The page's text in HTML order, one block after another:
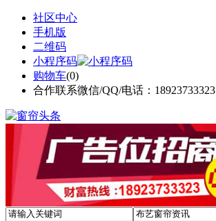
社区中心
手机版
二维码
小程序码
购物车(0)
合作联系微信/QQ/电话：18923733323